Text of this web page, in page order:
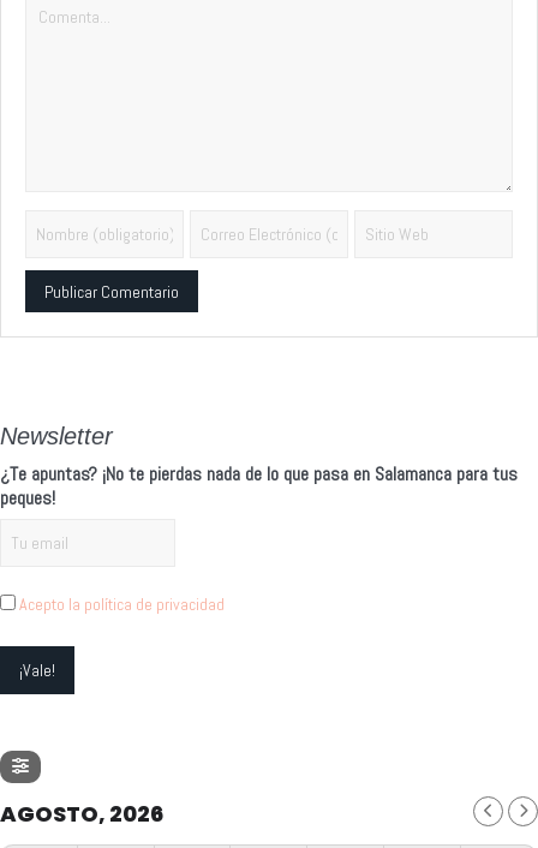
Newsletter
¿Te apuntas? ¡No te pierdas nada de lo que pasa en Salamanca para tus
peques!
Acepto la política de privacidad
AGOSTO, 2026